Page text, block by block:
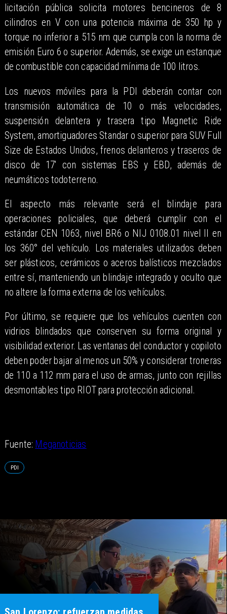
licitación pública solicita motores bencineros de 8
cilindros en V con una potencia máxima de 350 hp y
torque no inferior a 515 nm que cumpla con la norma de
emisión Euro 6 o superior. Además, se exige un estanque
de combustible con capacidad mínima de 100 litros.
Los nuevos móviles para la PDI deberán contar con
transmisión automática de 10 o más velocidades,
suspensión delantera y trasera tipo Magnetic Ride
System, amortiguadores Standar o superior para SUV Full
Size de Estados Unidos, frenos delanteros y traseros de
disco de 17' con sistemas EBS y EBD, además de
neumáticos todoterreno.
El aspecto más relevante será el blindaje para
operaciones policiales, que deberá cumplir con el
estándar CEN 1063, nivel BR6 o NIJ 0108.01 nivel II en
los 360° del vehículo. Los materiales utilizados deben
ser plásticos, cerámicos o aceros balísticos mezclados
entre sí, manteniendo un blindaje integrado y oculto que
no altere la forma externa de los vehículos.
Por último, se requiere que los vehículos cuenten con
vidrios blindados que conserven su forma original y
visibilidad exterior. Las ventanas del conductor y copiloto
deben poder bajar al menos un 50% y considerar troneras
de 110 a 112 mm para el uso de armas, junto con rejillas
desmontables tipo RIOT para protección adicional.
Fuente: Meganoticias
PDI